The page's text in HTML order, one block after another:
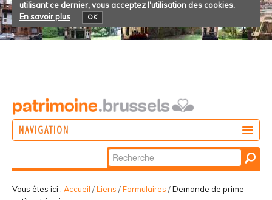
utilisant ce dernier, vous acceptez l'utilisation des cookies.
En savoir plus
OK
NAVIGATION
Chercher par
Recherche
avancée…
Vous êtes ici : Accueil /Liens /Formulaires /Demande de prime